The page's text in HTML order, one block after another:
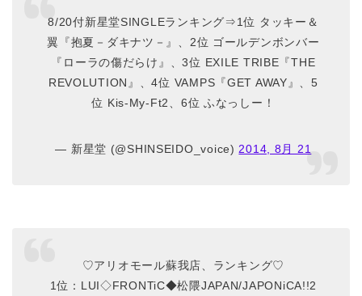
8/20付新星堂SINGLEランキング⇒1位 タッキー＆
翼『抱夏－ダキナツ－』、2位 ゴールデンボンバー
『ローラの傷だらけ』、3位 EXILE TRIBE『THE
REVOLUTION』、4位 VAMPS『GET AWAY』、5
位 Kis‐My‐Ft2、6位 ふなっしー！
— 新星堂 (@SHINSEIDO_voice)2014, 8月 21
♡アリオモール蘇我店、ランキング♡
1位：LUI◇FRONTiC◆松隈JAPAN/JAPONiCA!!2